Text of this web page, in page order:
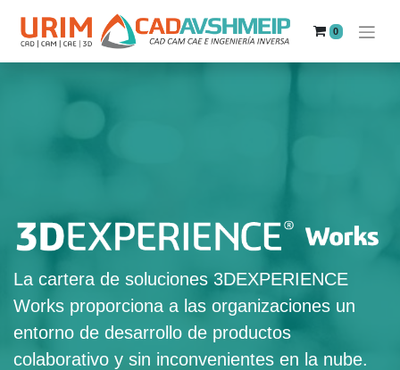
0
La cartera de soluciones 3DEXPERIENCE
Works proporciona a las organizaciones un
entorno de desarrollo de productos
colaborativo y sin inconvenientes en la nube.